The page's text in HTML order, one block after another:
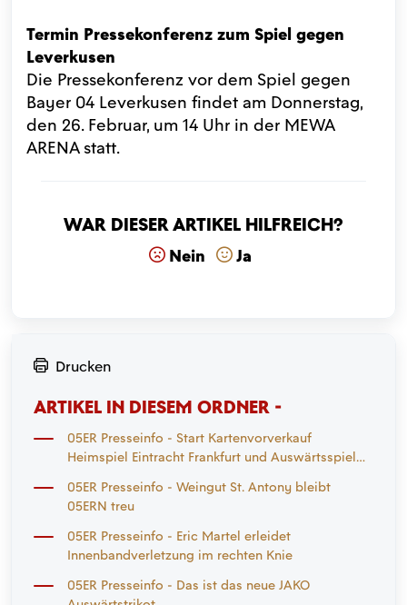
Termin Pressekonferenz zum Spiel gegen
Leverkusen
Die Pressekonferenz vor dem Spiel gegen
Bayer 04 Leverkusen findet am Donnerstag,
den 26. Februar, um 14 Uhr in der MEWA
ARENA statt.
War dieser Artikel hilfreich?
Nein Ja
Drucken
ARTIKEL IN DIESEM ORDNER -
05ER Presseinfo - Start Kartenvorverkauf
Heimspiel Eintracht Frankfurt und Auswärtsspiel
05ER Presseinfo - Weingut St. Antony bleibt
05ERN treu
05ER Presseinfo - Eric Martel erleidet
Innenbandverletzung im rechten Knie
05ER Presseinfo - Das ist das neue JAKO